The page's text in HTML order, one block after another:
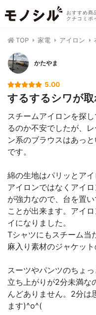
おすすめ商
クチコミポ
TOP 家電 アイロン
かたやま
5.00
するするシワが取
スチームアイロンを探
るのか不安でしたが、
ン系のブラウスはあっ
です。
綿の生地はパリッとア
アイロンではなくアイ
が強力なので、台を置
ことが出来ます。アイ
イになりました。
Tシャツにもスチーム当
麻入り素材のジャケッ
スーツやパンツのちょ
立ち上がりが2分未満な
んどありません。2分は
ます)^o^(